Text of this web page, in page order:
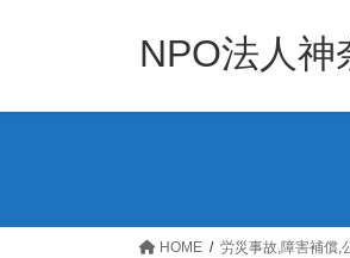
NPO法人
HOME 労災事故,障害補償,